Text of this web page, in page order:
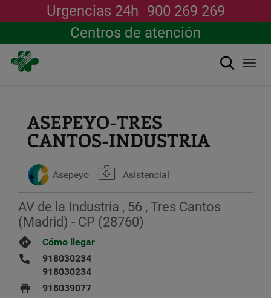
contenido
principal
Urgencias 24h 900 269 269
Centros de atención
Buscar
ASEPEYO-TRES
CANTOS-INDUSTRIA
Asepeyo Asistencial
AV de la Industria , 56 , Tres Cantos
(Madrid) - CP (28760)
Cómo llegar
918030234
918030234
918039077